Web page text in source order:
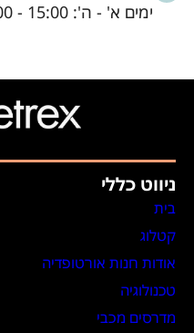
ימים א' - ה': 15:00 - 10:00
ניווט כללי
בית
קטלוג
אודות חנות אורטופדיה
טכנולוגיה
מדרסים מכבי